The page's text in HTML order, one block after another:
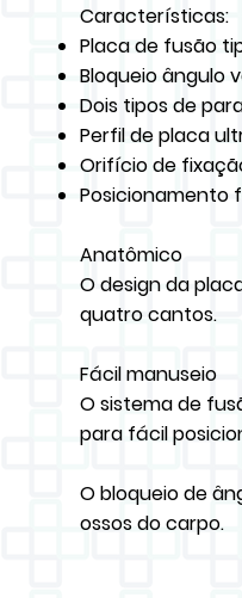
Características:
Placa de fusão
Bloqueio ângulo
Dois tipos de
Perfil de placa
Orifício de
Posicionamento
Anatômico
O design da
quatro cantos.
Fácil manuseio
O sistema de
para fácil
O bloqueio de
ossos do carpo.